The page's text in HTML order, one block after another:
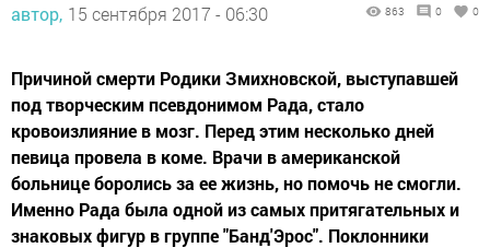
автор, 15 сентября 2017 - 06:30 863 0 0
Причиной смерти Родики Змихновской, выступавшей
под творческим псевдонимом Рада, стало
кровоизлияние в мозг. Перед этим несколько дней
певица провела в коме. Врачи в американской
больнице боролись за ее жизнь, но помочь не смогли.
Именно Рада была одной из самых притягательных и
знаковых фигур в группе "Банд'Эрос". Поклонники